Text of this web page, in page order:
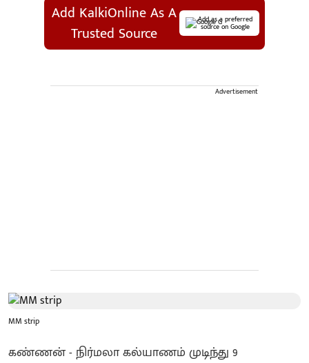
Add KalkiOnline As A
Trusted Source
Add as a preferred
source on Google
Advertisement
MM strip
கண்ணன் - நிர்மலா கல்யாணம் முடிந்து 9